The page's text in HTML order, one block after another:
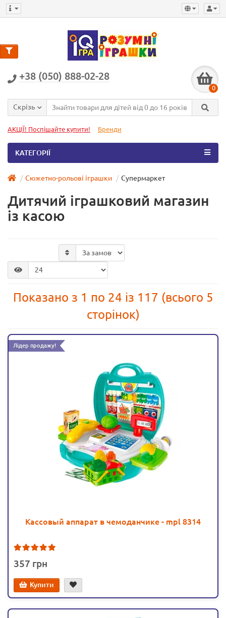
+38 (050) 888-02-28
0
Скрізь
АКЦІЇ! Поспішайте купити! Бренди
КАТЕГОРІЇ
Сюжетно-рольові іграшки Супермаркет
Дитячий іграшковий магазин
із касою
Показано з 1 по 24 із 117 (всього 5
сторінок)
Лідер продажу!
Кассовый аппарат в чемоданчике - mpl 8314
357
Купити